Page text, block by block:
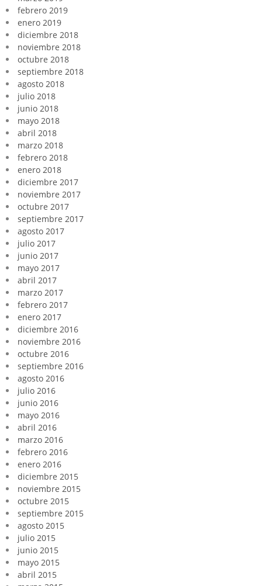
febrero 2019
enero 2019
diciembre 2018
noviembre 2018
octubre 2018
septiembre 2018
agosto 2018
julio 2018
junio 2018
mayo 2018
abril 2018
marzo 2018
febrero 2018
enero 2018
diciembre 2017
noviembre 2017
octubre 2017
septiembre 2017
agosto 2017
julio 2017
junio 2017
mayo 2017
abril 2017
marzo 2017
febrero 2017
enero 2017
diciembre 2016
noviembre 2016
octubre 2016
septiembre 2016
agosto 2016
julio 2016
junio 2016
mayo 2016
abril 2016
marzo 2016
febrero 2016
enero 2016
diciembre 2015
noviembre 2015
octubre 2015
septiembre 2015
agosto 2015
julio 2015
junio 2015
mayo 2015
abril 2015